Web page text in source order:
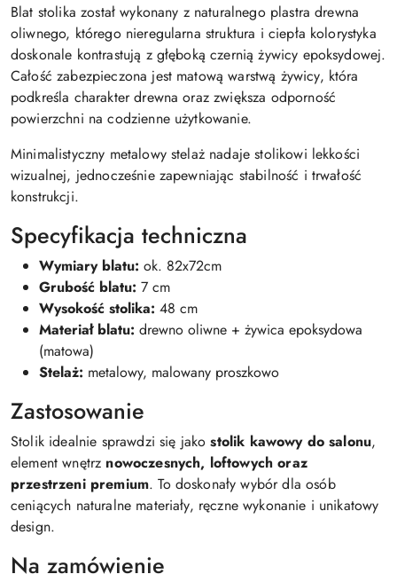
Blat stolika został wykonany z naturalnego plastra drewna
oliwnego, którego nieregularna struktura i ciepła kolorystyka
doskonale kontrastują z głęboką czernią żywicy epoksydowej.
Całość zabezpieczona jest matową warstwą żywicy, która
podkreśla charakter drewna oraz zwiększa odporność
powierzchni na codzienne użytkowanie.
Minimalistyczny metalowy stelaż nadaje stolikowi lekkości
wizualnej, jednocześnie zapewniając stabilność i trwałość
konstrukcji.
Specyfikacja techniczna
Wymiary blatu: ok. 82x72cm
Grubość blatu: 7 cm
Wysokość stolika: 48 cm
Materiał blatu: drewno oliwne + żywica epoksydowa
(matowa)
Stelaż: metalowy, malowany proszkowo
Zastosowanie
Stolik idealnie sprawdzi się jakostolik kawowy do salonu,
element wnętrz nowoczesnych, loftowych oraz
przestrzeni premium. To doskonały wybór dla osób
ceniących naturalne materiały, ręczne wykonanie i unikatowy
design.
Na zamówienie